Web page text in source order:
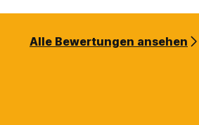
Alle Bewertungen ansehen